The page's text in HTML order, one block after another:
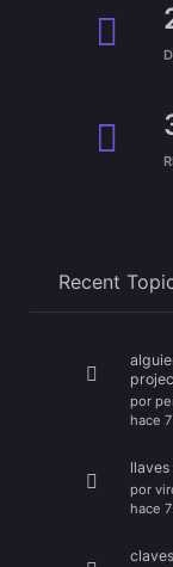
Recent
por
hace
por
hace
claves